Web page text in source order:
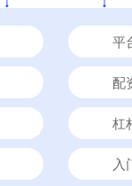
平
配
杠
入